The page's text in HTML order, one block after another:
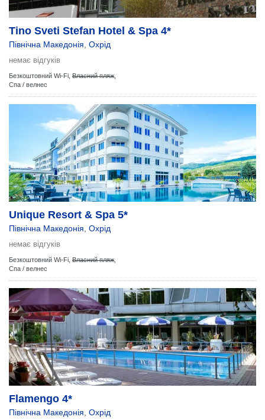
Tino Sveti Stefan Hotel & Spa 4*
Північна Македонія Охрід
немає відгуків
Безкоштовний Wi-Fi, Власний пляж
Спа / велнес
Unique Resort & Spa 5*
Північна Македонія Охрід
немає відгуків
Безкоштовний Wi-Fi, Власний пляж
Спа / велнес
Flamengo 4*
Північна Македонія Охрід